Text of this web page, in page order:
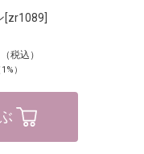
[zr1089]
（税込）
）